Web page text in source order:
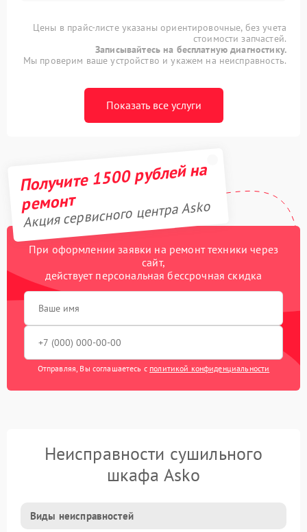
Цены в прайс-листе указаны ориентировочные, без учета
стоимости запчастей.
Записывайтесь на бесплатную диагностику.
Мы проверим ваше устройство и укажем на неисправность.
Показать все услуги
Получите 1500 рублей на
ремонт
Акция сервисного центра Asko
При оформлении заявки на ремонт техники через
сайт,
действует персональная бессрочная скидка
Отправляя, Вы соглашаетесь с политикой конфиденциальности
Неисправности сушильного
шкафа Asko
Виды неисправностей